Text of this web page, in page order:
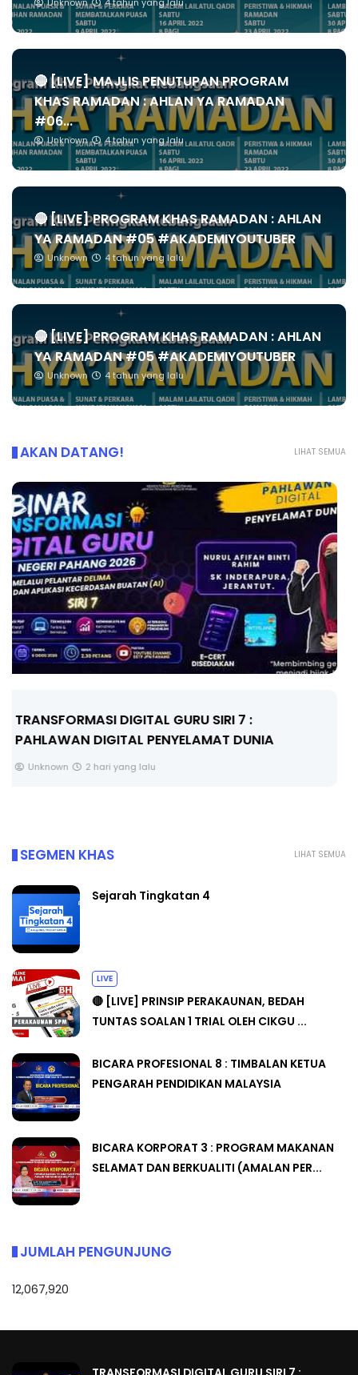
Unknown 4 tahun yang lalu
🔴 [LIVE] MAJLIS PENUTUPAN PROGRAM
KHAS RAMADAN : AHLAN YA RAMADAN
#06...
Unknown 4 tahun yang lalu
🔴 [LIVE] PROGRAM KHAS RAMADAN : AHLAN
YA RAMADAN #05 #AKADEMIYOUTUBER
Unknown 4 tahun yang lalu
🔴 [LIVE] PROGRAM KHAS RAMADAN : AHLAN
YA RAMADAN #05 #AKADEMIYOUTUBER
Unknown 4 tahun yang lalu
LIHAT SEMUA
AKAN DATANG!
MAJLIS ANUGERAH FFK (FESTIVAL LENSA
PENDIDIKAN - FLeP) 2026
Unknown 3 hari yang lalu
LIHAT SEMUA
SEGMEN KHAS
Sejarah Tingkatan 4
LIVE
🔴 [LIVE] PRINSIP PERAKAUNAN, BEDAH
TUNTAS SOALAN 1 TRIAL OLEH CIKGU ...
BICARA PROFESIONAL 8 : TIMBALAN KETUA
PENGARAH PENDIDIKAN MALAYSIA
BICARA KORPORAT 3 : PROGRAM MAKANAN
SELAMAT DAN BERKUALITI (AMALAN PER...
JUMLAH PENGUNJUNG
12,067,920